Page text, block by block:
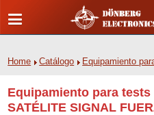
Home Catálogo Equipamiento
Equipamiento para tests
SATÉLITE SIGNAL